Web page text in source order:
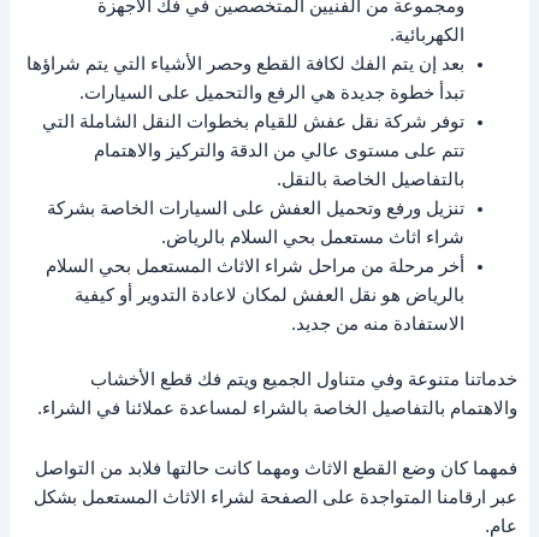
ومجموعة من الفنيين المتخصصين في فك الأجهزة
الكهربائية.
بعد إن يتم الفك لكافة القطع وحصر الأشياء التي يتم شراؤها
تبدأ خطوة جديدة هي الرفع والتحميل على السيارات.
توفر شركة نقل عفش للقيام بخطوات النقل الشاملة التي
تتم على مستوى عالي من الدقة والتركيز والاهتمام
بالتفاصيل الخاصة بالنقل.
تنزيل ورفع وتحميل العفش على السيارات الخاصة بشركة
شراء اثاث مستعمل بحي السلام بالرياض.
أخر مرحلة من مراحل شراء الاثاث المستعمل بحي السلام
بالرياض هو نقل العفش لمكان لاعادة التدوير أو كيفية
الاستفادة منه من جديد.
خدماتنا متنوعة وفي متناول الجميع ويتم فك قطع الأخشاب
والاهتمام بالتفاصيل الخاصة بالشراء لمساعدة عملائنا في الشراء.
فمهما كان وضع القطع الاثاث ومهما كانت حالتها فلابد من التواصل
عبر ارقامنا المتواجدة على الصفحة لشراء الاثاث المستعمل بشكل
عام.